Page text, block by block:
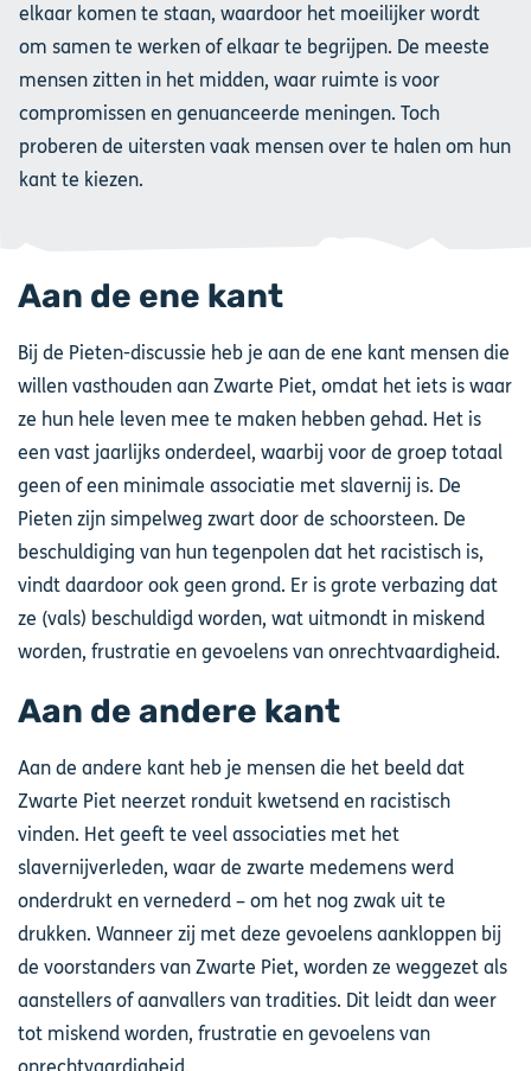
elkaar komen te staan, waardoor het moeilijker wordt
om samen te werken of elkaar te begrijpen. De meeste
mensen zitten in het midden, waar ruimte is voor
compromissen en genuanceerde meningen. Toch
proberen de uitersten vaak mensen over te halen om hun
kant te kiezen.
Aan de ene kant
Bij de Pieten-discussie heb je aan de ene kant mensen die
willen vasthouden aan Zwarte Piet, omdat het iets is waar
ze hun hele leven mee te maken hebben gehad. Het is
een vast jaarlijks onderdeel, waarbij voor de groep totaal
geen of een minimale associatie met slavernij is. De
Pieten zijn simpelweg zwart door de schoorsteen. De
beschuldiging van hun tegenpolen dat het racistisch is,
vindt daardoor ook geen grond. Er is grote verbazing dat
ze (vals) beschuldigd worden, wat uitmondt in miskend
worden, frustratie en gevoelens van onrechtvaardigheid.
Aan de andere kant
Aan de andere kant heb je mensen die het beeld dat
Zwarte Piet neerzet ronduit kwetsend en racistisch
vinden. Het geeft te veel associaties met het
slavernijverleden, waar de zwarte medemens werd
onderdrukt en vernederd – om het nog zwak uit te
drukken. Wanneer zij met deze gevoelens aankloppen bij
de voorstanders van Zwarte Piet, worden ze weggezet als
aanstellers of aanvallers van tradities. Dit leidt dan weer
tot miskend worden, frustratie en gevoelens van